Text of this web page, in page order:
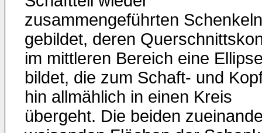
zusammengeführten Schenkeln
gebildet, deren
im mittleren Bereich eine
bildet, die zum Schaft- und
hin allmählich in einen Kreis
übergeht. Die beiden